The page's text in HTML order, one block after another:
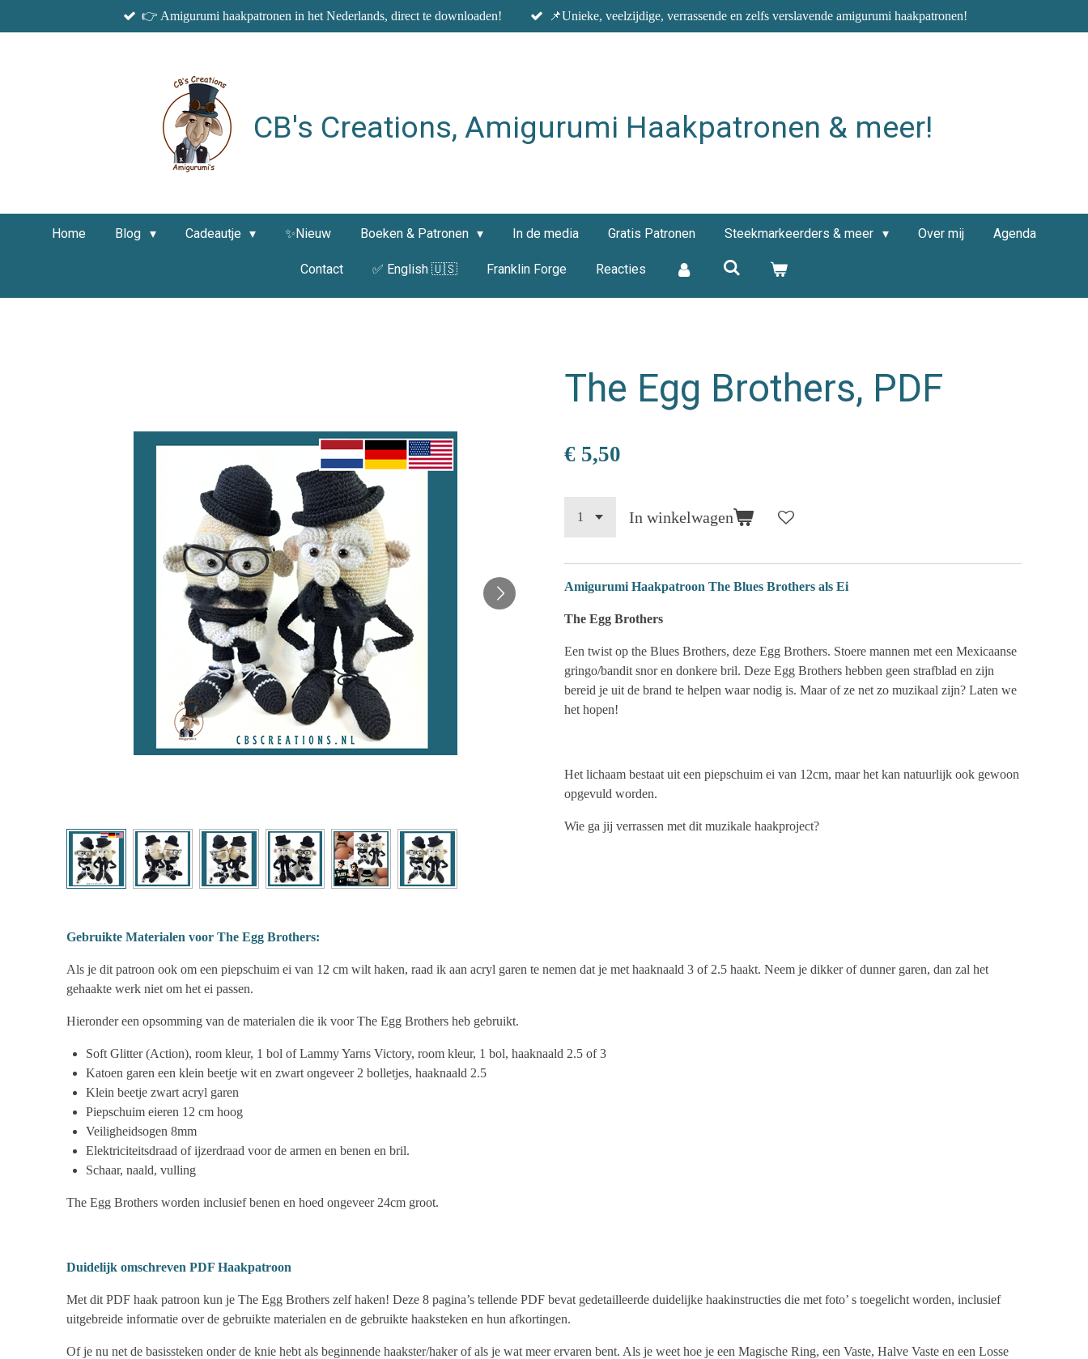
direct
👉 Amigurumi haakpatronen in het Nederlands, direct te downloaden! 📌Unieke, veelzijdige, verrassende en zelfs verslavende amigurumi haakpatronen!
CB's Creations, Amigurumi Haakpatronen & meer!
Home Blog Cadeautje ✨Nieuw Boeken & Patronen In de media Gratis Patronen Steekmarkeerders & meer Over mij Agenda
Contact ✅ English 🇺🇸 Franklin Forge Reacties
The Egg Brothers, PDF
€ 5,50
In winkelwagen
Amigurumi Haakpatroon The Blues Brothers als Ei
The Egg Brothers
Een twist op the Blues Brothers, deze Egg Brothers. Stoere mannen met een Mexicaanse
gringo/bandit snor en donkere bril. Deze Egg Brothers hebben geen strafblad en zijn
bereid je uit de brand te helpen waar nodig is. Maar of ze net zo muzikaal zijn? Laten we
het hopen!
Het lichaam bestaat uit een piepschuim ei van 12cm, maar het kan natuurlijk ook gewoon
opgevuld worden.
Wie ga jij verrassen met dit muzikale haakproject?
Gebruikte Materialen voor The Egg Brothers:
Als je dit patroon ook om een piepschuim ei van 12 cm wilt haken, raad ik aan acryl garen te nemen dat je met haaknaald 3 of 2.5 haakt. Neem je dikker of dunner garen, dan zal het
gehaakte werk niet om het ei passen.
Hieronder een opsomming van de materialen die ik voor The Egg Brothers heb gebruikt.
Soft Glitter (Action), room kleur, 1 bol of Lammy Yarns Victory, room kleur, 1 bol, haaknaald 2.5 of 3
Katoen garen een klein beetje wit en zwart ongeveer 2 bolletjes, haaknaald 2.5
Klein beetje zwart acryl garen
Piepschuim eieren 12 cm hoog
Veiligheidsogen 8mm
Elektriciteitsdraad of ijzerdraad voor de armen en benen en bril.
Schaar, naald, vulling
The Egg Brothers worden inclusief benen en hoed ongeveer 24cm groot.
Duidelijk omschreven PDF Haakpatroon
Met dit PDF haak patroon kun je The Egg Brothers zelf haken! Deze 8 pagina’s tellende PDF bevat gedetailleerde duidelijke haakinstructies die met foto’ s toegelicht worden, inclusief
uitgebreide informatie over de gebruikte materialen en de gebruikte haaksteken en hun afkortingen.
Of je nu net de basissteken onder de knie hebt als beginnende haakster/haker of als je wat meer ervaren bent. Als je weet hoe je een Magische Ring, een Vaste, Halve Vaste en een Losse